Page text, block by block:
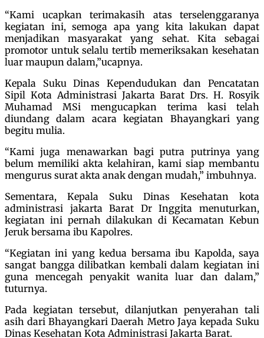
“Kami ucapkan terimakasih atas terselenggaranya
kegiatan ini, semoga apa yang kita lakukan dapat
menjadikan masyarakat yang sehat. Kita sebagai
promotor untuk selalu tertib memeriksakan kesehatan
luar maupun dalam,”ucapnya.
Kepala Suku Dinas Kependudukan dan Pencatatan
Sipil Kota Administrasi Jakarta Barat Drs. H. Rosyik
Muhamad MSi mengucapkan terima kasi telah
diundang dalam acara kegiatan Bhayangkari yang
begitu mulia.
“Kami juga menawarkan bagi putra putrinya yang
belum memiliki akta kelahiran, kami siap membantu
mengurus surat akta anak dengan mudah,” imbuhnya.
Sementara, Kepala Suku Dinas Kesehatan kota
administrasi jakarta Barat Dr Inggita menuturkan,
kegiatan ini pernah dilakukan di Kecamatan Kebun
Jeruk bersama ibu Kapolres.
“Kegiatan ini yang kedua bersama ibu Kapolda, saya
sangat bangga dilibatkan kembali dalam kegiatan ini
guna mencegah penyakit wanita luar dan dalam,”
tuturnya.
Pada kegiatan tersebut, dilanjutkan penyerahan tali
asih dari Bhayangkari Daerah Metro Jaya kepada Suku
Dinas Kesehatan Kota Administrasi Jakarta Barat.